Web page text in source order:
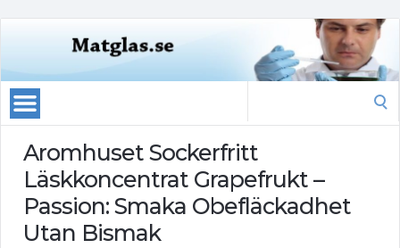
Aromhuset Sockerfritt
Läskkoncentrat Grapefrukt –
Passion: Smaka Obefläckadhet
Utan Bismak